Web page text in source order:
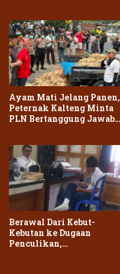
Ayam Mati Jelang Panen,
Peternak Kalteng Minta
PLN Bertanggung Jawab
Berawal Dari Kebut-
Kebutan ke Dugaan
Penculikan,